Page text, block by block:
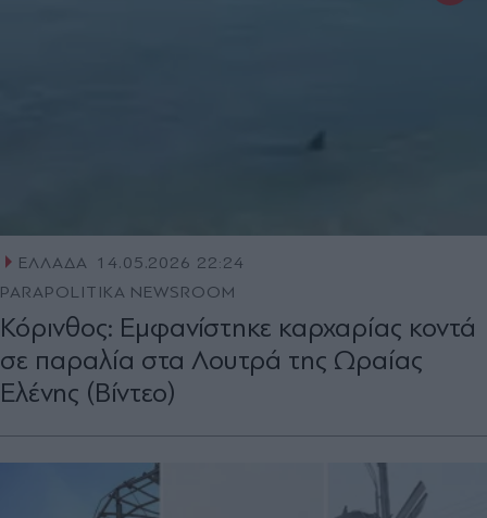
ΕΛΛΑΔΑ 14.05.2026 22:24
PARAPOLITIKA NEWSROOM
Κόρινθος: Εμφανίστηκε καρχαρίας κοντά
σε παραλία στα Λουτρά της Ωραίας
Ελένης (Βίντεο)